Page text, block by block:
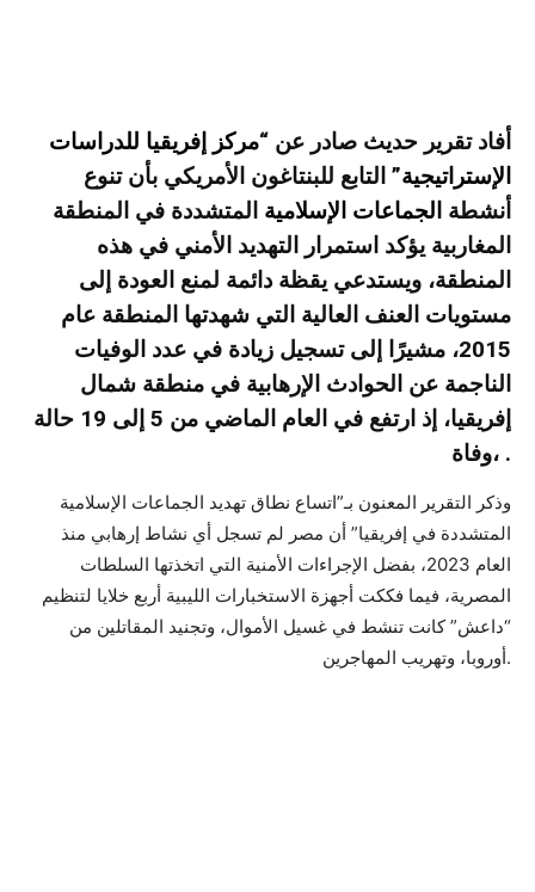
أفاد تقرير حديث صادر عن “مركز إفريقيا للدراسات
الإستراتيجية” التابع للبنتاغون الأمريكي بأن تنوع
أنشطة الجماعات الإسلامية المتشددة في المنطقة
المغاربية يؤكد استمرار التهديد الأمني في هذه
المنطقة، ويستدعي يقظة دائمة لمنع العودة إلى
مستويات العنف العالية التي شهدتها المنطقة عام
2015، مشيرًا إلى تسجيل زيادة في عدد الوفيات
الناجمة عن الحوادث الإرهابية في منطقة شمال
إفريقيا، إذ ارتفع في العام الماضي من 5 إلى 19 حالة
وفاة، .
وذكر التقرير المعنون بـ”اتساع نطاق تهديد الجماعات الإسلامية
المتشددة في إفريقيا” أن مصر لم تسجل أي نشاط إرهابي منذ
العام 2023، بفضل الإجراءات الأمنية التي اتخذتها السلطات
المصرية، فيما فككت أجهزة الاستخبارات الليبية أربع خلايا لتنظيم
“داعش” كانت تنشط في غسيل الأموال، وتجنيد المقاتلين من
أوروبا، وتهريب المهاجرين.